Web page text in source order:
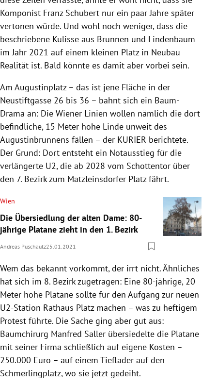
Komponist Franz Schubert nur ein paar Jahre später
vertonen würde. Und wohl noch weniger, dass die
beschriebene Kulisse aus Brunnen und Lindenbaum
im Jahr 2021 auf einem kleinen Platz in Neubau
Realität ist. Bald könnte es damit aber vorbei sein.
Am Augustinplatz – das ist jene Fläche in der
Neustiftgasse 26 bis 36 – bahnt sich ein Baum-
Drama an: Die Wiener Linien wollen nämlich die dort
befindliche, 15 Meter hohe Linde unweit des
Augustinbrunnens fällen – der KURIER berichtete.
Der Grund: Dort entsteht ein Notausstieg für die
verlängerte U2, die ab 2028 vom Schottentor über
den 7. Bezirk zum Matzleinsdorfer Platz fährt.
Wien
Die Übersiedlung der alten Dame: 80-
jährige Platane zieht in den 1. Bezirk
Andreas Puschautz25.01.2021
Wem das bekannt vorkommt, der irrt nicht. Ähnliches
hat sich im 8. Bezirk zugetragen: Eine 80-jährige, 20
Meter hohe Platane sollte für den Aufgang zur neuen
U2-Station Rathaus Platz machen – was zu heftigem
Protest führte. Die Sache ging aber gut aus:
Baumchirurg Manfred Saller übersiedelte die Platane
mit seiner Firma schließlich auf eigene Kosten –
250.000 Euro – auf einem Tieflader auf den
Schmerlingplatz, wo sie jetzt gedeiht.